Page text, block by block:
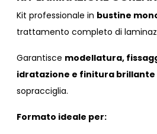
Kit professionale in bustine
trattamento completo di
Garantisce modellatura,
idratazione e finitura brillante
sopracciglia.
Formato ideale per: